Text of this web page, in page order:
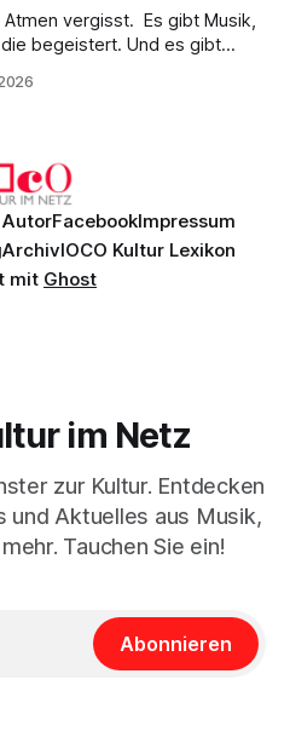
Es gibt Musik,
begeistert. Und es gibt
Wiesbaden, an dem
AutorFacebookImpressum
ArchivIOCO Kultur Lexikon
mit Ghost
im Netz
zur Kultur. Entdecken
und Aktuelles aus Musik,
Tauchen Sie ein!
Abonnieren